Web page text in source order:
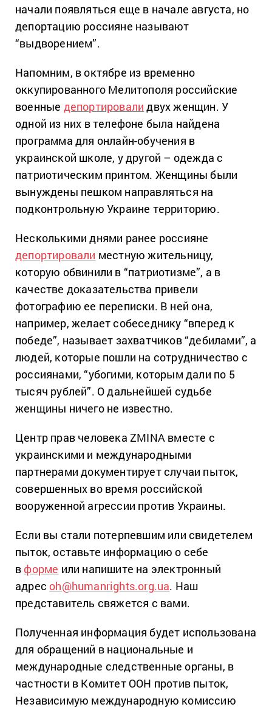
начали появляться еще в начале августа, но
депортацию россияне называют
“выдворением”.
Напомним, в октябре из временно
оккупированного Мелитополя российские
военные депортировали двух женщин. У
одной из них в телефоне была найдена
программа для онлайн-обучения в
украинской школе, у другой – одежда с
патриотическим принтом. Женщины были
вынуждены пешком направляться на
подконтрольную Украине территорию.
Несколькими днями ранее россияне
депортировали местную жительницу,
которую обвинили в “патриотизме”, а в
качестве доказательства привели
фотографию ее переписки. В ней она,
например, желает собеседнику “вперед к
победе”, называет захватчиков “дебилами”, а
людей, которые пошли на сотрудничество с
россиянами, “убогими, которым дали по 5
тысяч рублей”. О дальнейшей судьбе
женщины ничего не известно.
Центр прав человека ZMINA вместе с
украинскими и международными
партнерами документирует случаи пыток,
совершенных во время российской
вооруженной агрессии против Украины.
Если вы стали потерпевшим или свидетелем
пыток, оставьте информацию о себе
в форме или напишите на электронный
адрес oh@humanrights.org.ua. Наш
представитель свяжется с вами.
Полученная информация будет использована
для обращений в национальные и
международные следственные органы, в
частности в Комитет ООН против пыток,
Независимую международную комиссию